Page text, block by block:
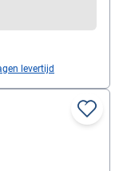
levertijd